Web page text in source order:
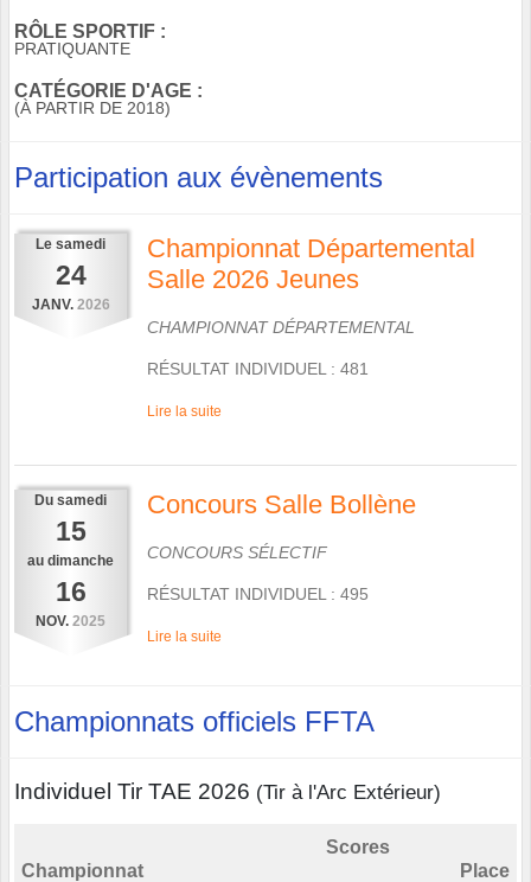
RÔLE SPORTIF :
PRATIQUANTE
CATÉGORIE D'AGE :
(À PARTIR DE 2018)
Participation aux évènements
Le samedi
24
JANV. 2026
Championnat Départemental
Salle 2026 Jeunes
CHAMPIONNAT DÉPARTEMENTAL
RÉSULTAT INDIVIDUEL : 481
Lire la suite
Du samedi
15
au dimanche
16
NOV. 2025
Concours Salle Bollène
CONCOURS SÉLECTIF
RÉSULTAT INDIVIDUEL : 495
Lire la suite
Championnats officiels FFTA
Individuel Tir TAE 2026 (Tir à l'Arc Extérieur)
Championnat
Scores
Place